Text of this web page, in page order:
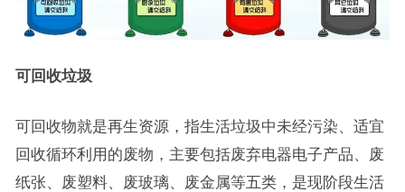
可回收垃圾
可回收物就是再生资源，指生活垃圾中未经污染、适宜
回收循环利用的废物，主要包括废弃电器电子产品、废
纸张、废塑料、废玻璃、废金属等五类，是现阶段生活